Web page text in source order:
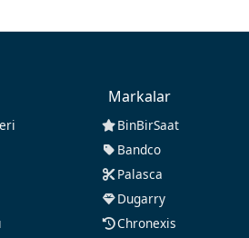
Markalar
BinBirSaat
Bandco
Palasca
Dugarry
Chronexis